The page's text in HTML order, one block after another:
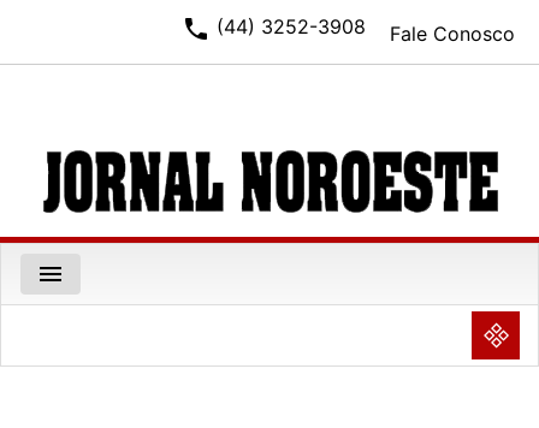
Fale Conosco
phone (44) 3252-3908
menu
NULL